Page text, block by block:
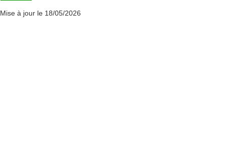
Mise à jour le 18/05/2026